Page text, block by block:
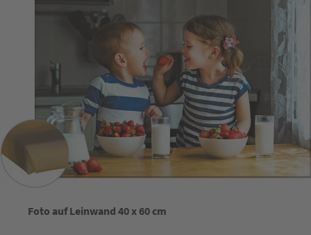
Foto auf Leinwand 40 x 60 cm